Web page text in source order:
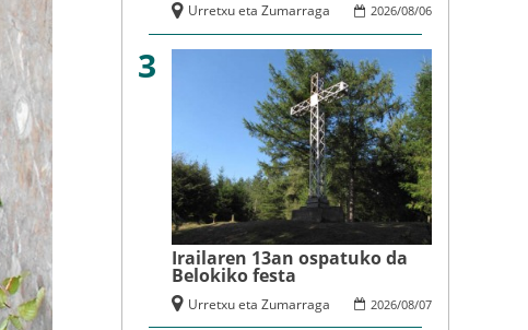
2026/08/06
Urretxu eta Zumarraga
3
Irailaren 13an ospatuko da
Belokiko festa
2026/08/07
Urretxu eta Zumarraga